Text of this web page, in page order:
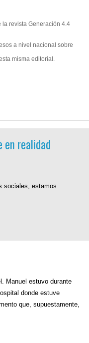
revista Generación 4.4
a nivel nacional sobre
misma editorial.
en realidad
sociales, estamos
Manuel estuvo durante
donde estuve
que, supuestamente,